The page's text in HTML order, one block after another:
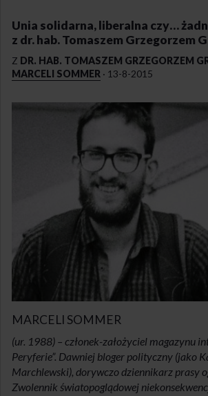
Unia solidarna, liberalna czy…
z dr. hab. Tomaszem Grzegorzem
Z DR. HAB. TOMASZEM GRZEGORZEM
MARCELI SOMMER · 13-8-2015
MARCELI SOMMER
(ur. 1988) – członek-założyciel magazynu
Peryferie”. Dawniej bloger polityczny (jako
Marchlewski), dorywczo dziennikarz prasy
Zwolennik światopoglądowej